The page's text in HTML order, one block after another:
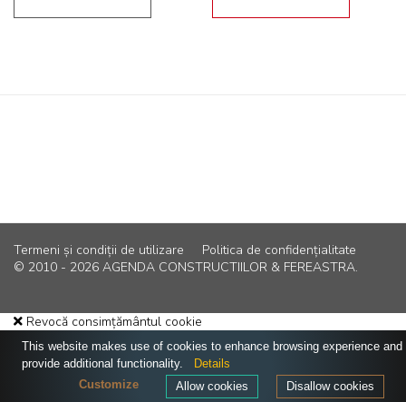
Termeni și condiții de utilizare
Politica de confidențialitate
© 2010 - 2026 AGENDA CONSTRUCTIILOR & FEREASTRA.
Revocă consimțământul cookie
This website makes use of cookies to enhance browsing experience and
provide additional functionality.
Details
Disallow cookies
Allow cookies
Customize